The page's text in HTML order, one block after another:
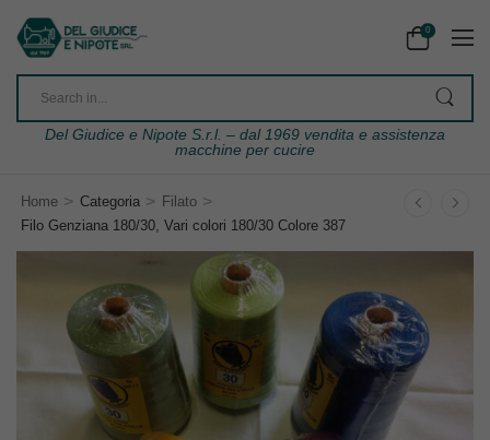
0
Del Giudice e Nipote S.r.l. – dal 1969 vendita e assistenza
macchine per cucire
Home > Categoria > Filato >
Filo Genziana 180/30, Vari colori 180/30 Colore 387